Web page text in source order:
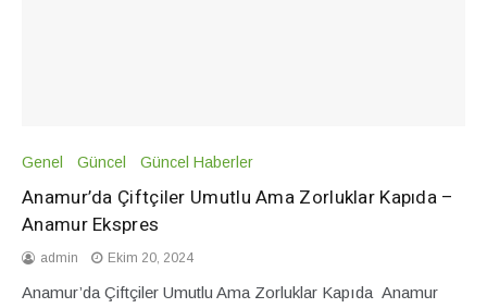
Genel Güncel Güncel Haberler
Anamur’da Çiftçiler Umutlu Ama Zorluklar Kapıda –
Anamur Ekspres
admin Ekim 20, 2024
Anamur’da Çiftçiler Umutlu Ama Zorluklar Kapıda Anamur